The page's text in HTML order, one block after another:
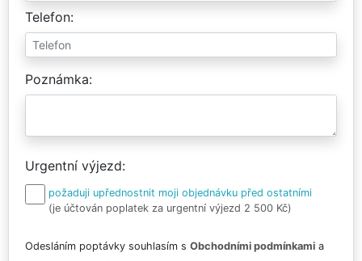
Telefon
Poznámka
Urgentní výjezd
požaduji upřednostnit moji objednávku před ostatními
(je účtován poplatek za urgentní výjezd 2 500 Kč)
Odesláním poptávky souhlasím s Obchodními podmínkami a